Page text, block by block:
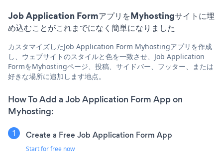
Job Application FormアプリをMyhostingサイトに埋
め込むことがこれまでになく簡単になりました
カスタマイズしたJob Application Form Myhostingアプリを作成
し、ウェブサイトのスタイルと色を一致させ、Job Application
FormをMyhostingページ、投稿、サイドバー、フッター、または
好きな場所に追加します地点。
How To Add a Job Application Form App on
Myhosting:
Create a Free Job Application Form App
Start for free now